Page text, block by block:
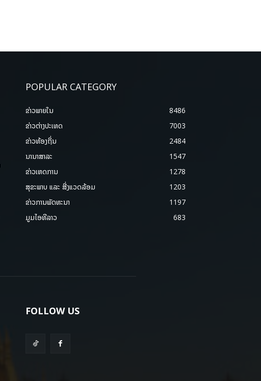
POPULAR CATEGORY
ຂ່າວພາຍ​ໃນ
8486
ຂ່າວຕ່າງປະເທດ
7003
ຂ່າວທ້ອງຖິ່ນ
2484
ນານາສາລະ
1547
ຂ່າວເຫດການ
1278
ສຸຂະພາບ ແລະ ສີ່ງແວດລ້ອມ
1203
ຂ່າວການພັດທະນາ
1197
ມູມໄອທີລາວ
683
FOLLOW US